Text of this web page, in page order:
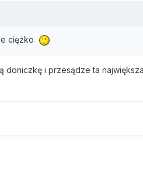
ciężko
doniczkę i przesądze ta